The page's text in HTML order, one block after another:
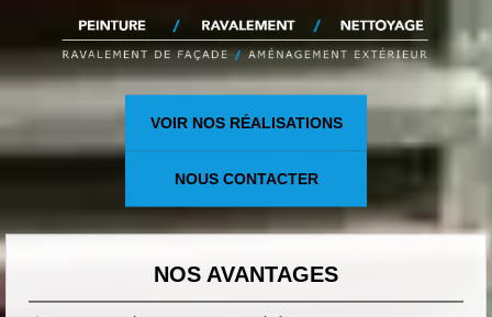
VOIR NOS RÉALISATIONS
NOUS CONTACTER
NOS AVANTAGES